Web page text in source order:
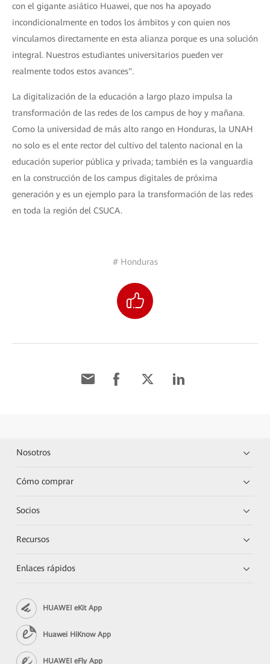
con el gigante asiático Huawei, que nos ha apoyado
incondicionalmente en todos los ámbitos y con quien nos
vinculamos directamente en esta alianza porque es una solución
integral. Nuestros estudiantes universitarios pueden ver
realmente todos estos avances".
La digitalización de la educación a largo plazo impulsa la
transformación de las redes de los campus de hoy y mañana.
Como la universidad de más alto rango en Honduras, la UNAH
no solo es el ente rector del cultivo del talento nacional en la
educación superior pública y privada; también es la vanguardia
en la construcción de los campus digitales de próxima
generación y es un ejemplo para la transformación de las redes
en toda la región del CSUCA.
# Honduras
Nosotros
Cómo comprar
Socios
Recursos
Enlaces rápidos
HUAWEI eKit App
Huawei HiKnow App
HUAWEI eFly App